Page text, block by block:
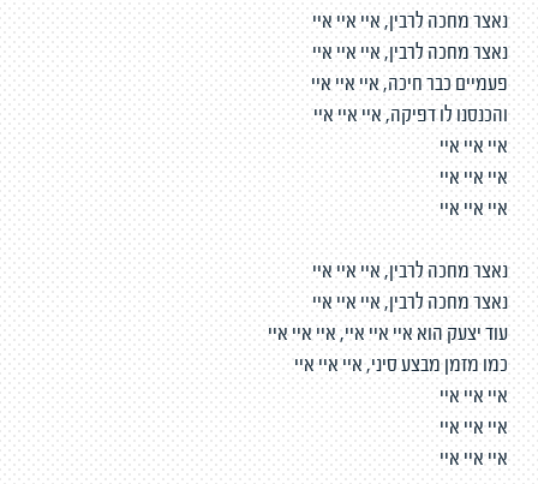
נאצר מחכה לרבין, איי איי איי
נאצר מחכה לרבין, איי איי איי
פעמיים כבר חיכה, איי איי איי
והכנסנו לו דפיקה, איי איי איי
איי איי איי
איי איי איי
איי איי איי
נאצר מחכה לרבין, איי איי איי
נאצר מחכה לרבין, איי איי איי
עוד יצעק הוא איי איי איי, איי איי איי
כמו מזמן מבצע סיני, איי איי איי
איי איי איי
איי איי איי
איי איי איי